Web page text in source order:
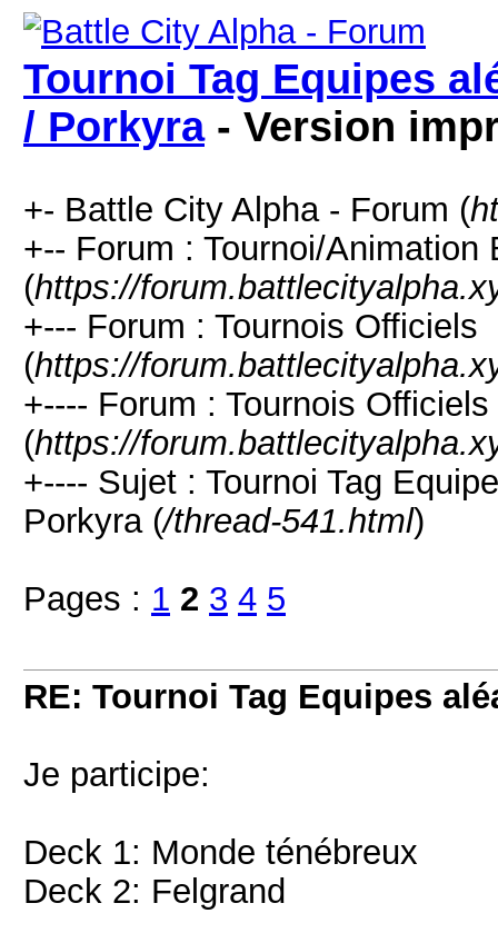
Tournoi Tag Equipes
/ Porkyra- Version
+- Battle City Alpha - Forum (
+-- Forum : Tournoi/Animation
(https://
+--- Forum : Tournois Officiels
(https://
+---- Forum : Tournois Officiels
(https://
+---- Sujet : Tournoi Tag
Porkyra (/thread-541.html)
Pages : 1 2 3 4 5
RE: Tournoi Tag Equipes
Je participe:
Deck 1: Monde ténébreux
Deck 2: Felgrand